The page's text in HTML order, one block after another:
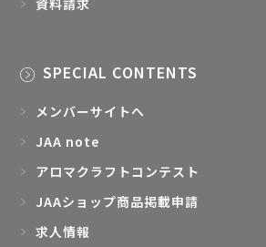
資料請求
SPECIAL CONTENTS
メンバーサイトへ
JAA note
アロマクラフトコンテスト
JAAショップ商品掲載申請
求人情報